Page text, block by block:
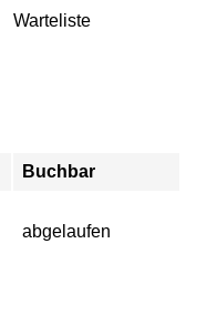
Warteliste
Buchbar
abgelaufen